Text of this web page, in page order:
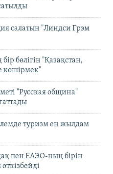
салатын "Линдси Грэм
бөлігін "Қазақстан,
көшірмек"
"Русская община"
туризм ең жылдам
пен ЕАЭО-ның бірін